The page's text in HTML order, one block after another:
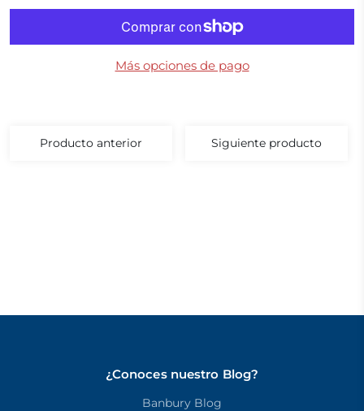
Más opciones de pago
Producto anterior Siguiente producto
¿Conoces nuestro Blog?
Banbury Blog